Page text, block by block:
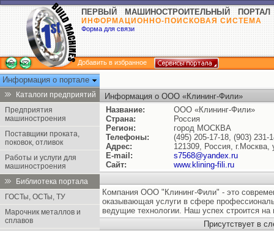
ПЕРВЫЙ МАШИНОСТРОИТЕЛЬНЫЙ ПОРТАЛ
ИНФОРМАЦИОННО-ПОИСКОВАЯ СИСТЕМА
Форма для связи
Добавить в избранное
Информация о портале
Каталоги предприятий
Предприятия
машиностроения
Поставщики проката,
поковок, отливок
Работы и услуги для
машиностроения
Библиотека портала
ГОСТы, ОСТы, ТУ
Марочник металлов и
сплавов
Информация о ООО «Клининг-Фили»
Название:
ООО «Клининг-Фили»
Страна:
Россия
Регион:
город МОСКВА
Телефоны:
(495) 205-17-18, (903) 231-
Адрес:
121309, Россия,
E-mail:
s7568@yandex.ru
Сайт:
www.klining-fili.ru
Компания ООО "Клининг-Фили" - это
оказывающая услуги в сфере
ведущие технологии. Наш успех строится
Присутствует в